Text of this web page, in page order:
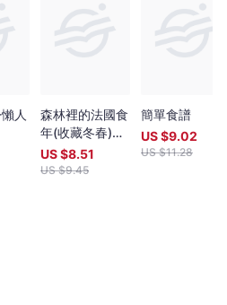
人
森林裡的法國食
年(收藏冬春)：
十年飲食全記
錄，跟著當地人
US $8.51
US $9.45
簡單食譜
US $9.02
US $11.28